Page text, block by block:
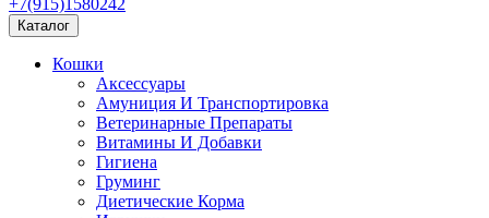
+7(915)1580242
Каталог
Кошки
Аксессуары
Амуниция И Транспортировка
Ветеринарные Препараты
Витамины И Добавки
Гигиена
Груминг
Диетические Корма